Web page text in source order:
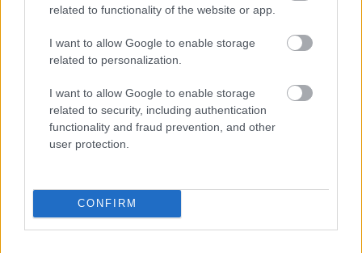
related to functionality of the website or app.
I want to allow Google to enable storage
related to personalization.
I want to allow Google to enable storage
related to security, including authentication
functionality and fraud prevention, and other
user protection.
CONFIRM